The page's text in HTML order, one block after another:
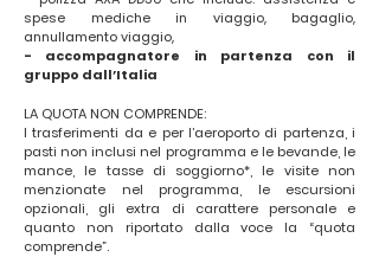
spese mediche in viaggio, bagaglio,
annullamento viaggio,
- accompagnatore in partenza con il
gruppo dall’Italia
LA QUOTA NON COMPRENDE:
I trasferimenti da e per l’aeroporto di partenza, i
pasti non inclusi nel programma e le bevande, le
mance, le tasse di soggiorno*, le visite non
menzionate nel programma, le escursioni
opzionali, gli extra di carattere personale e
quanto non riportato dalla voce la “quota
comprende”.